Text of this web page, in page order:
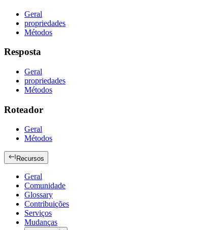
Geral
propriedades
Métodos
Resposta
Geral
propriedades
Métodos
Roteador
Geral
Métodos
Recursos
Geral
Comunidade
Glossary
Contribuições
Serviços
Mudanças